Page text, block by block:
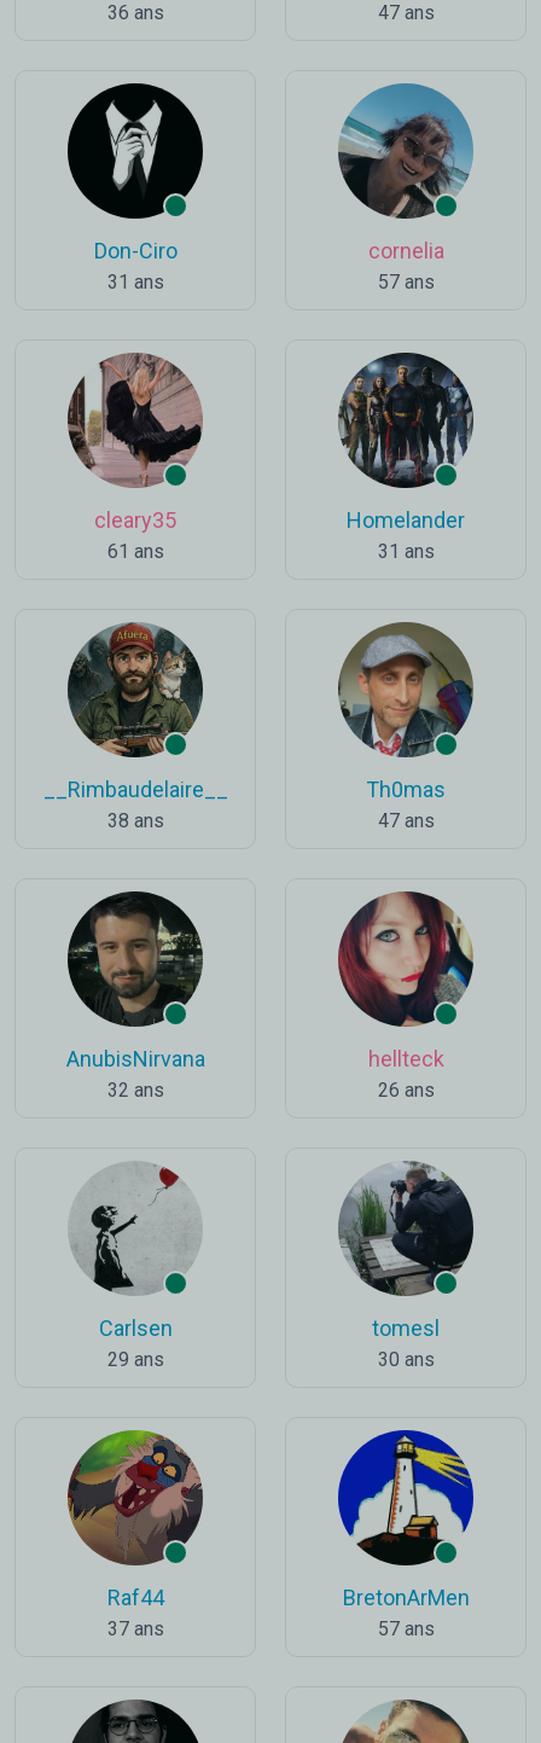
36 ans 47 ans
Don-Ciro
31 ans
cornelia
57 ans
cleary35
61 ans
Homelander
31 ans
__Rimbaudelaire__
38 ans
Th0mas
47 ans
AnubisNirvana
32 ans
hellteck
26 ans
Carlsen
29 ans
tomesl
30 ans
Raf44
37 ans
BretonArMen
57 ans